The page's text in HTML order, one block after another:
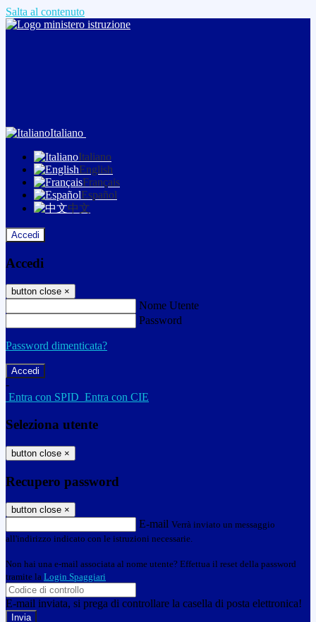
Salta al contenuto
Italiano
Italiano
English
Français
Español
中文
Accedi
Accedi
button close ×
Nome Utente
Password
Password dimenticata?
-
Entra con SPID Entra con CIE
Seleziona utente
button close ×
Recupero password
button close ×
E-mail Verrà inviato un messaggio
all'indirizzo indicato con le istruzioni necessarie.
Non hai una e-mail associata al nome utente? Effettua il reset della password
tramite la Login Spaggiari
E-mail inviata, si prega di controllare la casella di posta elettronica!